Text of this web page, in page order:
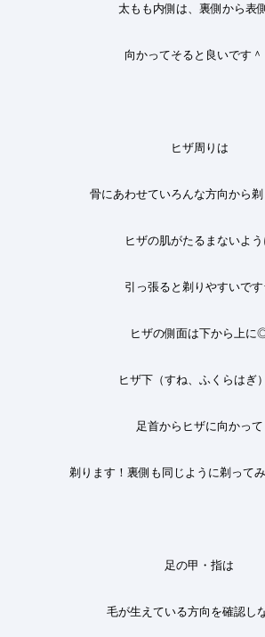
太もも内側は、裏側から表
向かってそると良いです＾
ヒザ周りは
骨にあわせていろんな方向から
ヒザの肌がたるまないよう
引っ張ると剃りやすいで
ヒザの側面は下から上に
ヒザ下（すね、ふくらはぎ
足首からヒザに向かって
剃ります！裏側も同じように剃って
足の甲・指は
毛が生えている方向を確認し